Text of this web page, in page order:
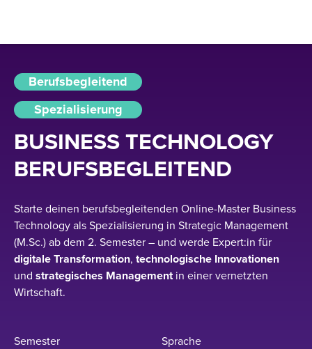
Berufsbegleitend
Spezialisierung
BUSINESS TECHNOLOGY
BERUFSBEGLEITEND
Starte deinen berufsbegleitenden Online-Master Business
Technology als Spezialisierung in Strategic Management
(M.Sc.) ab dem 2. Semester – und werde Expert:in für
digitale Transformation, technologische Innovationen
und strategisches Managementin einer vernetzten
Wirtschaft.
Semester
Sprache